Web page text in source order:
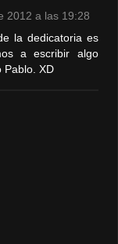
2012 a las 19:28
la dedicatoria es
a escribir algo
Pablo. XD